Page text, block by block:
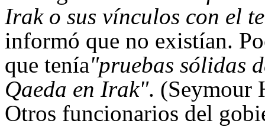
Irak o sus vínculos con el
informó que no existían.
que tenía"pruebas sólidas
Qaeda en Irak". (Seymour
Otros funcionarios del